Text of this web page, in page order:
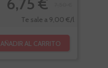
Te sale a 9,00 €/l
AÑADIR AL CARRITO